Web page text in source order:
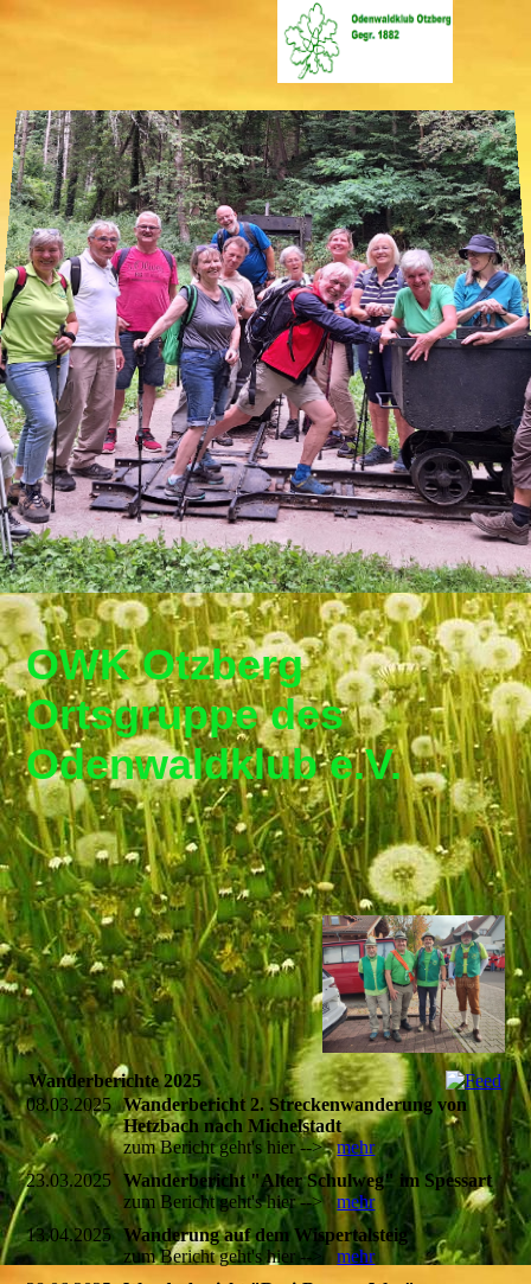
OWK Otzberg
Ortsgruppe des
Odenwaldklub e.V.
Wanderberichte 2025
08.03.2025 Wanderbericht 2. Streckenwanderung von
Hetzbach nach Michelstadt
zum Bericht geht's hier -->mehr
23.03.2025
Wanderbericht "Alter Schulweg" im Spessart
zum Bericht geht's hier -->mehr
13.04.2025 Wanderung auf dem Wispertalsteig
zum Bericht geht's hier -->mehr